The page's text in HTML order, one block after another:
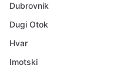
Dubrovnik
Dugi Otok
Hvar
Imotski